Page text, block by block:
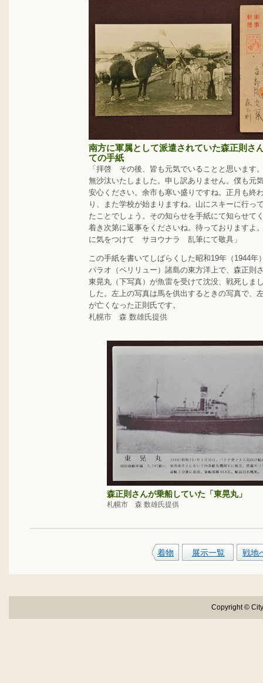
南方に軍属として派遣されていた森正則さ
ての手紙
「拝啓 その後、皆も元気でいることと思います
無沙汰いたしました。申し訳ありません。僕も元
安心ください。余市も寒い盛りですね。正月も終
り、また学校が始まりますね。山にスキーに行っ
たことでしょう。その知らせを手紙にて知らせて
着き次第に返事をくださいね。待っておりますよ
に気をつけて サヨウナラ 乱筆にて敬具」
この手紙を書いてしばらくした昭和19年（1944年
パラオ（ペリリュー）諸島の東方洋上で、森正則
東晃丸（下写真）が魚雷を受けて沈没、戦死しま
した。左上の写真は馬を供出するときの写真で、
が亡くなった正則氏です。
札幌市 森 数雄氏提供
森正則さんが乗船していた「東晃丸」
札幌市 森 数雄氏提供
着物 展示一覧 戦地
Copyright ©